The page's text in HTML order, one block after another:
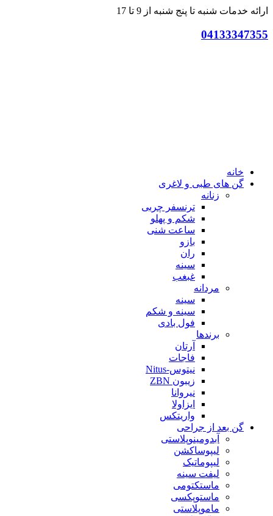
ارائه خدمات شنبه تا پنج شنبه از 9 تا 17
04133347355
خانه
گن های طبی و لاغری
زنانه
ترنسفر چربی
شکم و پهلو
ساعت شنی
بازو
ران
سینه
غبغب
مردانه
سینه
سینه و شکم
فول بادی
برندها
آرتان
فاجات
نیتوس-Nitus
زیبون ZBN
نیروانا
ایزاولا
واریتکس
گن بعد از جراحی
آبدومینوپلاستی
لیپوساکشن
لیپوماتیک
لیفت سینه
ماستکتومی
ماستوپکسی
ماموپلاستی